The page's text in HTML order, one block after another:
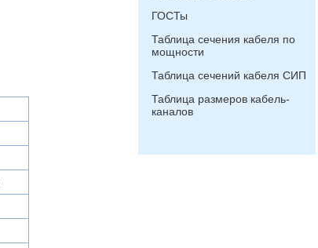
ГОСТы
Таблица сечения кабеля по
мощности
Таблица сечений кабеля СИП
Таблица размеров кабель-
каналов